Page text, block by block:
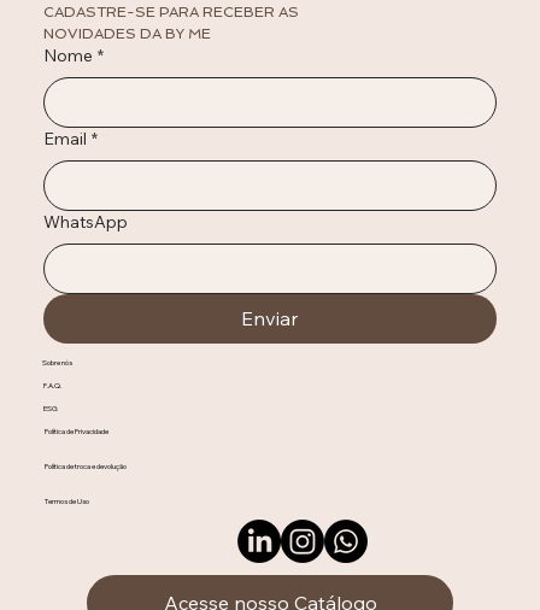
CADASTRE-SE PARA RECEBER AS
NOVIDADES DA BY ME
Nome *
Email *
WhatsApp
Enviar
Sobre nós
F.A.Q.
ESG
Política de Privacidade
Política de troca e devolução
Termos de Uso
Acesse nosso Catálogo